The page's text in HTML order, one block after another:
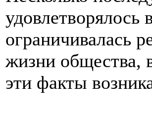
удовлетворялось
ограничивалась
жизни общества,
эти факты